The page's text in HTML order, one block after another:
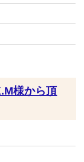
様から頂